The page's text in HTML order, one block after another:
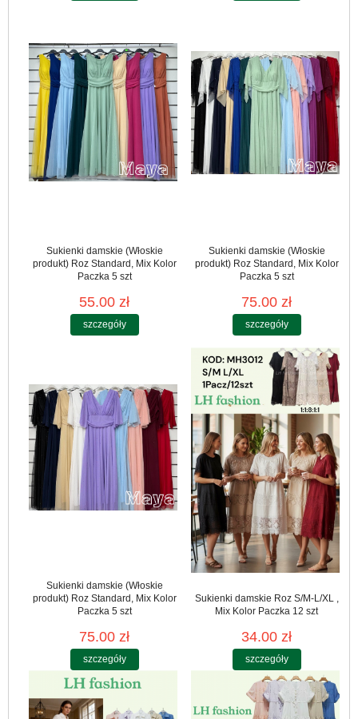
Sukienki damskie (Włoskie
produkt) Roz Standard, Mix Kolor
Paczka 5 szt
55.00 zł
szczegóły
Sukienki damskie (Włoskie
produkt) Roz Standard, Mix Kolor
Paczka 5 szt
75.00 zł
szczegóły
Sukienki damskie (Włoskie
produkt) Roz Standard, Mix Kolor
Paczka 5 szt
75.00 zł
szczegóły
Sukienki damskie Roz S/M-L/XL ,
Mix Kolor Paczka 12 szt
34.00 zł
szczegóły